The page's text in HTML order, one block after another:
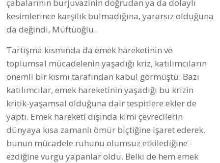
çabalarının burjuvazinin doğrudan ya da dolaylı
kesimlerince karşılık bulmadığına, yararsız olduğuna
da değindi, Müftüoğlu.
Tartışma kısmında da emek hareketinin ve
toplumsal mücadelenin yaşadığı kriz, katılımcıların
önemli bir kısmı tarafından kabul görmüştü. Bazı
katılımcılar, emek hareketinin yaşadığı bu krizin
kritik-yaşamsal olduğuna dair tespitlere ekler de
yaptı. Emek hareketi dışında kimi çevrecilerin
dünyaya kısa zamanlı ömür biçtiğine işaret ederek,
bunun mücadele ruhunu olumsuz etkilediğine -
ezdiğine vurgu yapanlar oldu. Belki de hem emek